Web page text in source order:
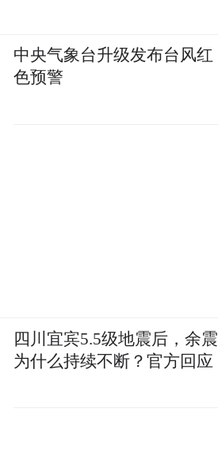
中央气象台升级发布台风红
色预警
四川宜宾5.5级地震后，余震
为什么持续不断？官方回应